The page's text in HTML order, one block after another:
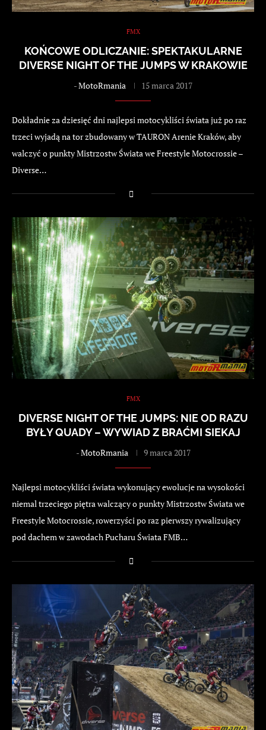
FMX
KOŃCOWE ODLICZANIE: SPEKTAKULARNE
DIVERSE NIGHT OF THE JUMPS W KRAKOWIE
-MotoRmania 15 marca 2017
Dokładnie za dziesięć dni najlepsi motocykliści świata już po raz
trzeci wyjadą na tor zbudowany w TAURON Arenie Kraków, aby
walczyć o punkty Mistrzostw Świata we Freestyle Motocrossie –
Diverse…
FMX
DIVERSE NIGHT OF THE JUMPS: NIE OD RAZU
BYŁY QUADY – WYWIAD Z BRAĆMI SIEKAJ
-MotoRmania 9 marca 2017
Najlepsi motocykliści świata wykonujący ewolucje na wysokości
niemal trzeciego piętra walczący o punkty Mistrzostw Świata we
Freestyle Motocrossie, rowerzyści po raz pierwszy rywalizujący
pod dachem w zawodach Pucharu Świata FMB…